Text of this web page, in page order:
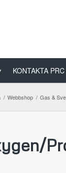
KONTAKTA PRC
/ Webbshop / Gas &